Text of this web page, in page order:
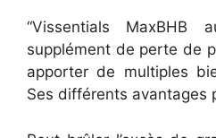
“Vissentials MaxBHB
supplément de perte de
apporter de multiples
Ses différents avantages